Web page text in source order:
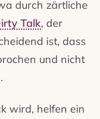
durch zärtliche
Talk, der
ist, dass
und nicht
wird, helfen ein